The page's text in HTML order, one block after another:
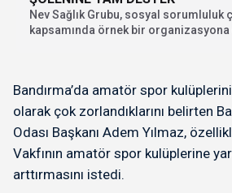
Nev Sağlık Grubu, sosyal sorumluluk
kapsamında örnek bir
Bandırma’da amatör spor
olarak çok zorlandıklarını belirten
Odası Başkanı Adem Yılmaz,
Vakfının amatör spor kulüplerine
arttırmasını istedi.